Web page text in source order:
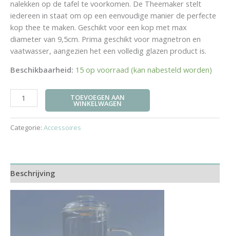
nalekken op de tafel te voorkomen. De Theemaker stelt
iedereen in staat om op een eenvoudige manier de perfecte
kop thee te maken. Geschikt voor een kop met max
diameter van 9,5cm. Prima geschikt voor magnetron en
vaatwasser, aangezien het een volledig glazen product is.
Beschikbaarheid: 15 op voorraad (kan nabesteld worden)
TOEVOEGEN AAN
WINKELWAGEN
Categorie: Accessoires
Beschrijving